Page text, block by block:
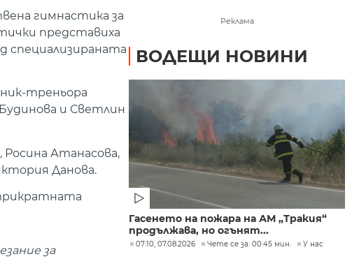
гимнастика за
представиха
специализираната
треньора
и Светлин
Атанасова,
Данова.
за
Реклама
ВОДЕЩИ НОВИНИ
Гасенето на пожара на АМ „Тракия“
продължава, но огънят...
07:10, 07.08.2026 Чете се за: 00:45 мин. У нас